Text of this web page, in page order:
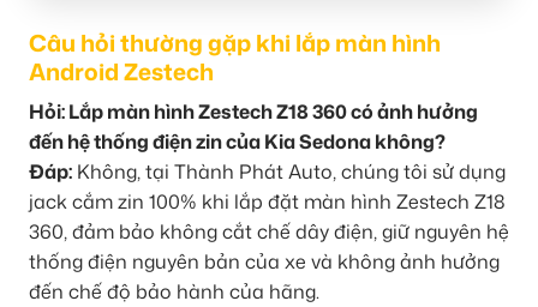
Câu hỏi thường gặp khi lắp màn hình
Android Zestech
Hỏi: Lắp màn hình Zestech Z18 360 có ảnh hưởng
đến hệ thống điện zin của Kia Sedona không?
Đáp: Không, tại Thành Phát Auto, chúng tôi sử dụng
jack cắm zin 100% khi lắp đặt màn hình Zestech Z18
360, đảm bảo không cắt chế dây điện, giữ nguyên hệ
thống điện nguyên bản của xe và không ảnh hưởng
đến chế độ bảo hành của hãng.